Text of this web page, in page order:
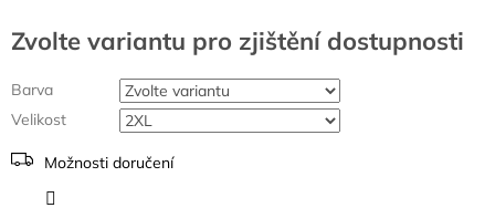
cena:
Zvolte variantu
Barva
Velikost
Možnosti doručení